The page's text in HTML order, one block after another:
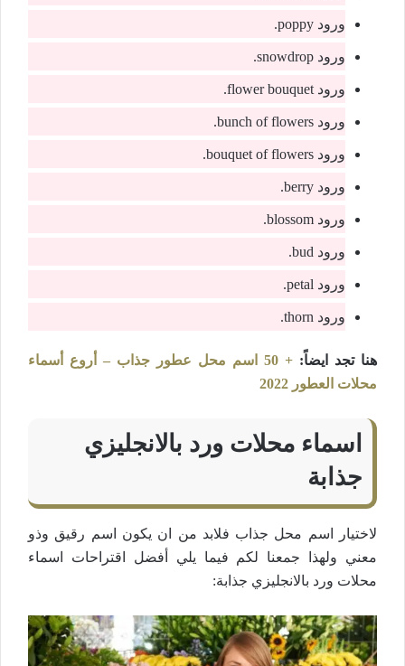
ورود poppy.
ورود snowdrop.
ورود flower bouquet.
ورود bunch of flowers.
ورود bouquet of flowers.
ورود berry.
ورود blossom.
ورود bud.
ورود petal.
ورود thorn.
هنا تجد ايضاً:
+ 50 اسم محل عطور جذاب – أروع أسماء
محلات العطور 2022
اسماء محلات ورد بالانجليزي
جذابة
لاختيار اسم محل جذاب فلابد من ان يكون اسم رقيق وذو
معني ولهذا جمعنا لكم فيما يلي أفضل اقتراحات اسماء
محلات ورد بالانجليزي جذابة: